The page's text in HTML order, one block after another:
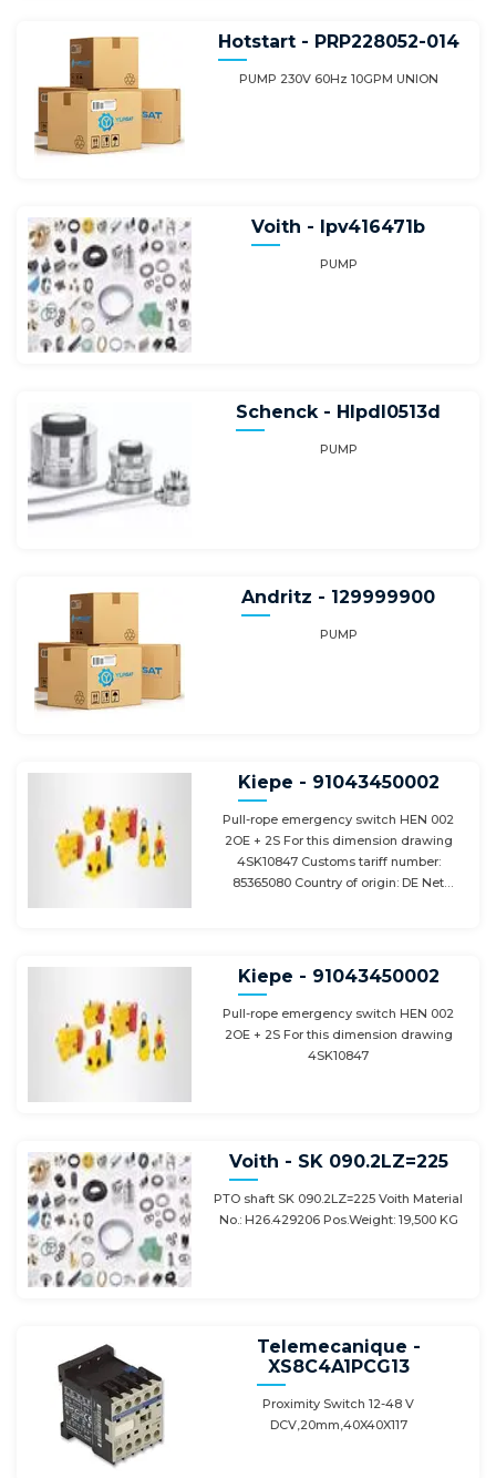
Hotstart - PRP228052-014
PUMP 230V 60Hz 10GPM UNION
Voith - Ipv416471b
PUMP
Schenck - Hlpdl0513d
PUMP
Andritz - 129999900
PUMP
Kiepe - 91043450002
Pull-rope emergency switch HEN 002
2OE + 2S For this dimension drawing
4SK10847 Customs tariff number:
85365080 Country of origin: DE Net
Kiepe - 91043450002
Pull-rope emergency switch HEN 002
2OE + 2S For this dimension drawing
4SK10847
Voith - SK 090.2LZ=225
PTO shaft SK 090.2LZ=225 Voith Material
No.: H26.429206 Pos.Weight: 19,500 KG
Telemecanique -
XS8C4A1PCG13
Proximity Switch 12-48 V
DCV,20mm,40X40X117